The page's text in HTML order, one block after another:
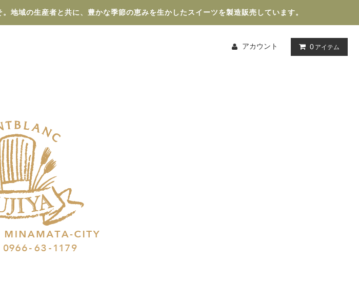
地域の生産者と共に、豊かな季節の恵みを生かしたスイーツを製造販売しています。
アカウント 0 アイテム